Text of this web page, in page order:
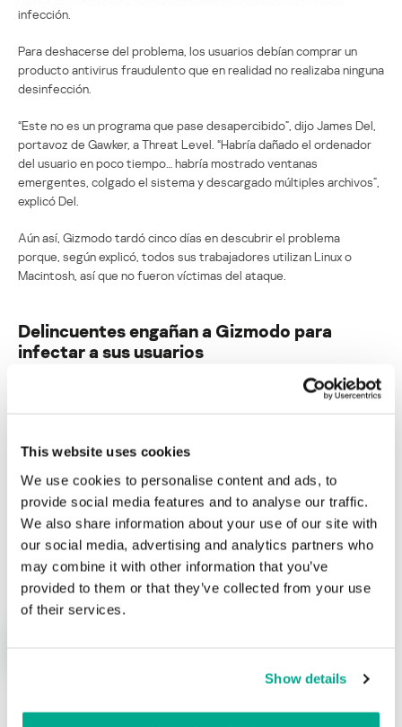
This website uses cookies
We use cookies to personalise content and ads, to
provide social media features and to analyse our traffic.
We also share information about your use of our site with
our social media, advertising and analytics partners who
may combine it with other information that you’ve
provided to them or that they’ve collected from your use
of their services.
Show details
infección.
Para deshacerse del problema, los usuarios debían comprar un
producto antivirus fraudulento que en realidad no realizaba ninguna
desinfección.
“Este no es un programa que pase desapercibido”, dijo James Del,
portavoz de Gawker, a Threat Level. “Habría dañado el ordenador
del usuario en poco tiempo… habría mostrado ventanas
emergentes, colgado el sistema y descargado múltiples archivos”,
explicó Del.
Aún así, Gizmodo tardó cinco días en descubrir el problema
porque, según explicó, todos sus trabajadores utilizan Linux o
Macintosh, así que no fueron víctimas del ataque.
Delincuentes engañan a Gizmodo para
infectar a sus usuarios
Su dirección de correo electrónico no será publicada. Los
Nombre* Correo electrónico*